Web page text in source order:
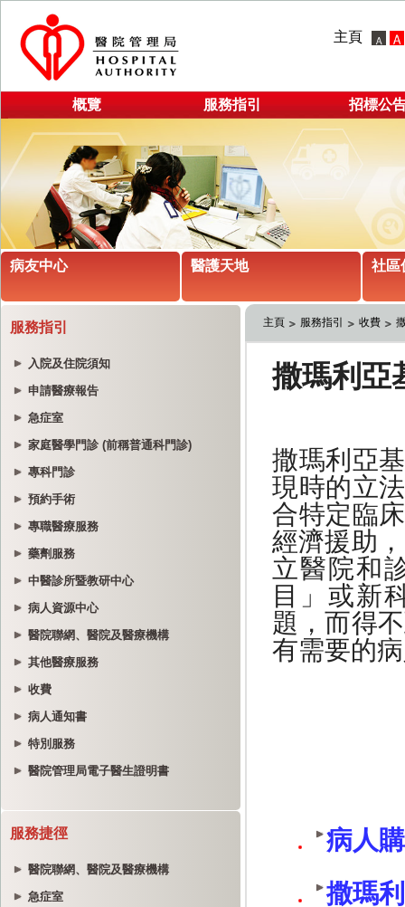
主頁
概覽 服務指引 招標公
病友中心 醫護天地 社區
服務指引
入院及住院須知
申請醫療報告
急症室
家庭醫學門診 (前稱普通科門診)
專科門診
預約手術
專職醫療服務
藥劑服務
中醫診所暨教研中心
病人資源中心
醫院聯網、醫院及醫療機構
其他醫療服務
收費
病人通知書
特別服務
醫院管理局電子醫生證明書
服務捷徑
醫院聯網、醫院及醫療機構
急症室
主頁 服務指引 收費